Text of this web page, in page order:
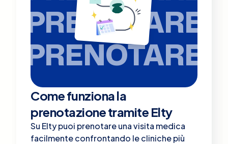
PRENOTARE
PRENOTARE
Come funziona la
prenotazione tramite Elty
Su Elty puoi prenotare una visita medica
facilmente confrontando le cliniche più